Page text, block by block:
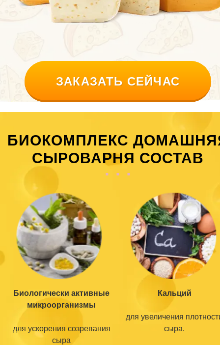
ЗАКАЗАТЬ СЕЙЧАС
БИОКОМПЛЕКС
СЫРОВАРНЯ СОСТАВ
Биологически активные
микроорганизмы
для ускорения созревания
сыра
Кальций
для увеличения
сыра.